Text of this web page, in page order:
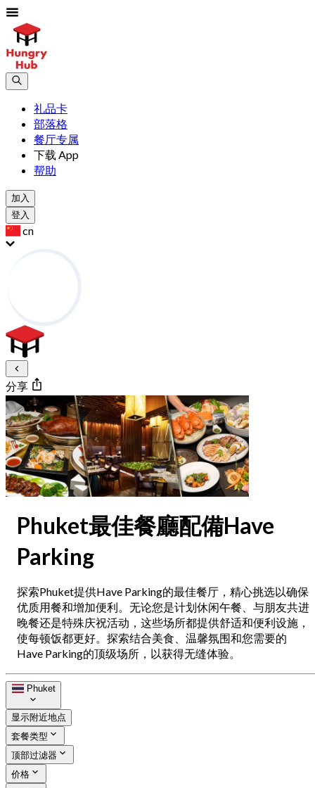
礼品卡
部落格
餐厅专属
下载 App
帮助
加入
登入
cn
分享
Phuket最佳餐廳配備Have
Parking
探索Phuket提供Have Parking的最佳餐厅，精心挑选以确保
优质用餐和增加便利。无论您是计划休闲午餐、与朋友共进
晚餐还是特殊庆祝活动，这些场所都提供舒适和便利设施，
使每顿饭都更好。探索结合美食、温馨氛围和您需要的
Have Parking的顶级场所，以获得无缝体验。
Phuket
显示附近地点
套餐类型
顶部过滤器
价格